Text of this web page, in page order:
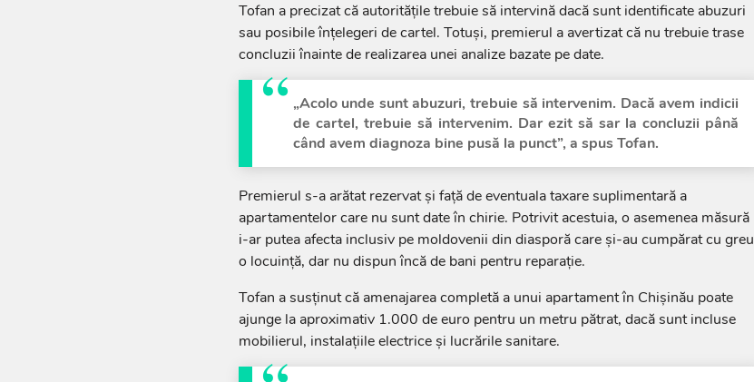
Tofan a precizat că autoritățile trebuie să intervină dacă sunt identificate abuzuri
sau posibile înțelegeri de cartel. Totuși, premierul a avertizat că nu trebuie trase
concluzii înainte de realizarea unei analize bazate pe date.
„Acolo unde sunt abuzuri, trebuie să intervenim. Dacă avem indicii
de cartel, trebuie să intervenim. Dar ezit să sar la concluzii până
când avem diagnoza bine pusă la punct”, a spus Tofan.
Premierul s-a arătat rezervat și față de eventuala taxare suplimentară a
apartamentelor care nu sunt date în chirie. Potrivit acestuia, o asemenea măsură
i-ar putea afecta inclusiv pe moldovenii din diasporă care și-au cumpărat cu greu
o locuință, dar nu dispun încă de bani pentru reparație.
Tofan a susținut că amenajarea completă a unui apartament în Chișinău poate
ajunge la aproximativ 1.000 de euro pentru un metru pătrat, dacă sunt incluse
mobilierul, instalațiile electrice și lucrările sanitare.